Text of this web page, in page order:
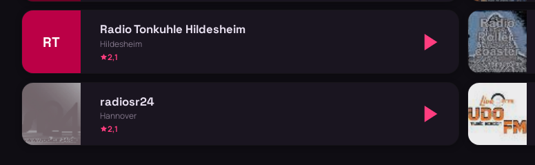
RT
Radio Tonkuhle Hildesheim
Hildesheim
2,1
radiosr24
Hannover
2,1